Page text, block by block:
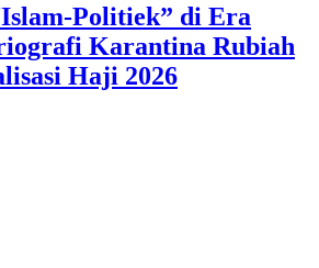
Politiek” di Era
Karantina Rubiah
Haji 2026